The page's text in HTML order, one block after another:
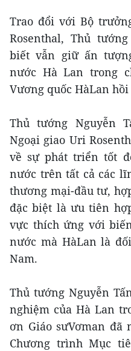
Trao đổi với Bộ
Rosenthal, Thủ
biết vẫn giữ ấn
nước Hà Lan trong
Vương quốc HàLan hồi
Thủ tướng Nguyễn
Ngoại giao Uri
về sự phát triển tốt
nước trên tất cả các
thương mại-đầu tư,
đặc biệt là ưu tiên
vực thích ứng với
nước mà HàLan là
Nam.
Thủ tướng Nguyễn
nghiệm của Hà Lan
ơn Giáo sưVơman đã
Chương trình Mục